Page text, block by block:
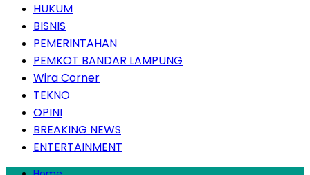
HUKUM
BISNIS
PEMERINTAHAN
PEMKOT BANDAR LAMPUNG
Wira Corner
TEKNO
OPINI
BREAKING NEWS
ENTERTAINMENT